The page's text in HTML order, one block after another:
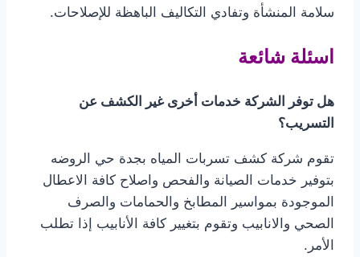
سلامة المنشأة وتفادي التكاليف الباهظة للإصلاحات.
اسئلة شائعة
هل توفر الشركة خدمات أخرى غير الكشف عن
التسريب؟
تقوم شركة كشف تسربات المياه بجدة حي الروضه
بتوفير خدمات الصيانة والفحص واصلاح كافة الاعطال
الموجودة بمواسير المطابخ والحمامات والصرف
الصحي والانابيب وتقوم بتغيير كافة الأنابيب إذا تطلب
الأمر.